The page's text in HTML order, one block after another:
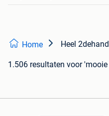
Home Heel
1.506 resultaten voor